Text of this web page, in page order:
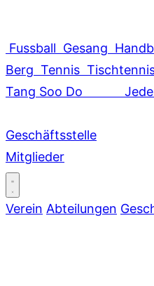
Fussball Gesang
Berg Tennis
Tang Soo Do
Geschäftsstelle
Mitglieder
Verein Abteilungen